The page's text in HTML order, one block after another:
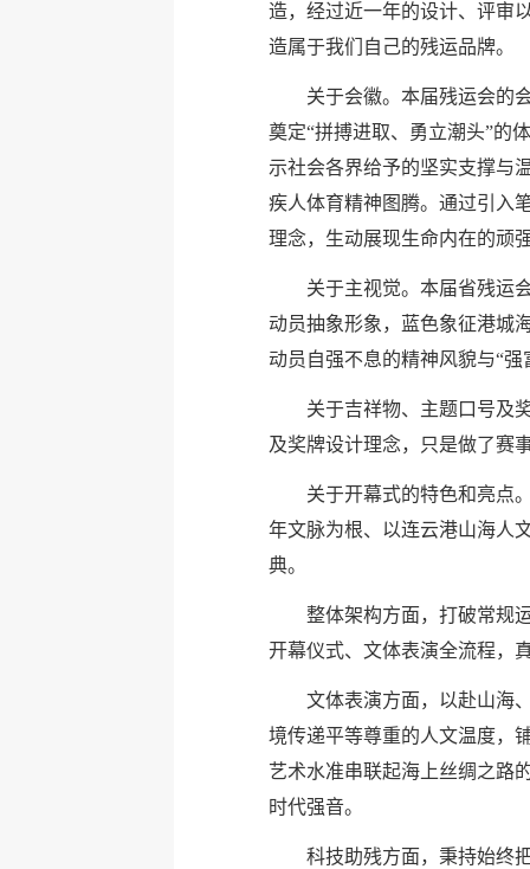
造，经过近一年的设计、评审
造属于我们自己的残运品牌。
关于会徽。本届残运会的
奠定“拼搏进取、勇立潮头”的
示社会各界给予的坚实支撑与
疾人体育精神图腾。通过引入
理念，生动展现生命内在的顽
关于主视觉。本届省残运
动员抽象形象，蓝色象征港城
动员自强不息的精神风貌与“
关于吉祥物、主题口号及
及奖牌设计理念，只是做了赛
关于开幕式的特色和亮点
年文脉为根、以连云港山海人
典。
整体架构方面，打破常规
开幕仪式、文体表演全流程，
文体表演方面，以赴山海
境传递平等尊重的人文温度，
艺术水准串联起海上丝绸之路
时代强音。
科技助残方面，秉持始终